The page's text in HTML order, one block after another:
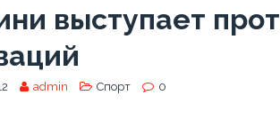
выступает
admin Спорт 0